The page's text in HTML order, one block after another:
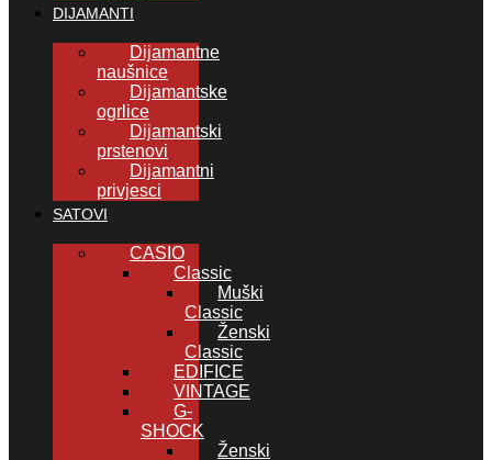
DIJAMANTI
Dijamantne
naušnice
Dijamantske
ogrlice
Dijamantski
prstenovi
Dijamantni
privjesci
SATOVI
CASIO
Classic
Muški
Classic
Ženski
Classic
EDIFICE
VINTAGE
G-
SHOCK
Ženski